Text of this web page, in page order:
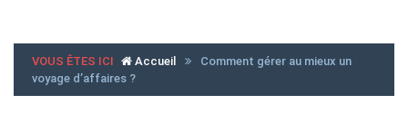
VOUS ÊTES ICI Accueil
Comment gérer au mieux un
voyage d’affaires ?